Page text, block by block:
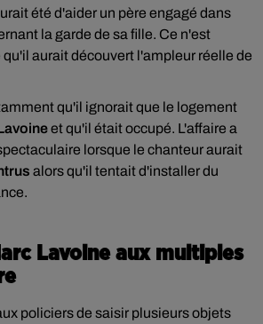
été d'aider un père engagé dans
la garde de sa fille. Ce n'est
aurait découvert l'ampleur réelle de
qu'il ignorait que le logement
et qu'il était occupé. L'affaire a
lorsque le chanteur aurait
alors qu'il tentait d'installer du
Lavoine aux multiples
policiers de saisir plusieurs objets